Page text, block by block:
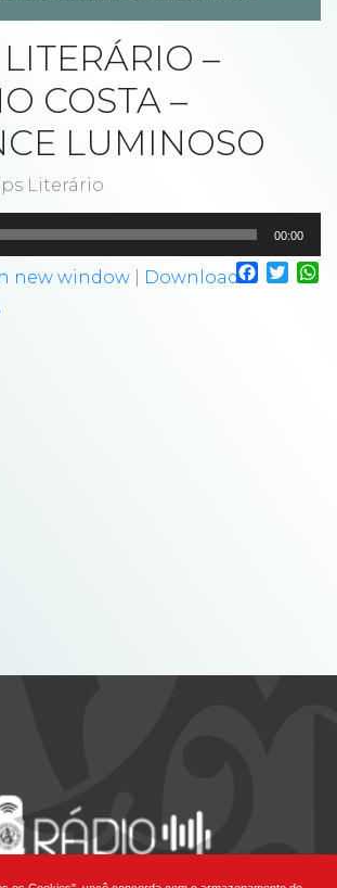
–
COSTA –
LUMINOSO
Literário
00:00
new window
Download